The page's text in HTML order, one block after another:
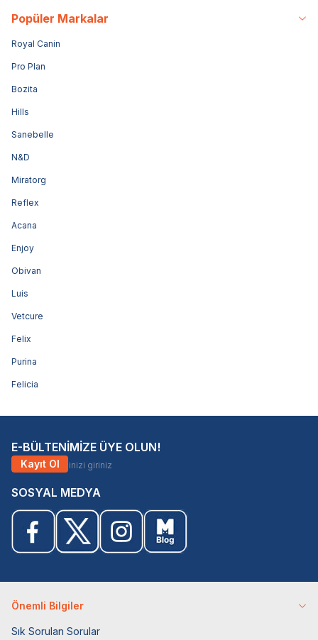
Popüler Markalar
Royal Canin
Pro Plan
Bozita
Hills
Sanebelle
N&D
Miratorg
Reflex
Acana
Enjoy
Obivan
Luis
Vetcure
Felix
Purina
Felicia
E-BÜLTENİMİZE ÜYE OLUN!
Kayıt Ol
SOSYAL MEDYA
Önemli Bilgiler
Sık Sorulan Sorular